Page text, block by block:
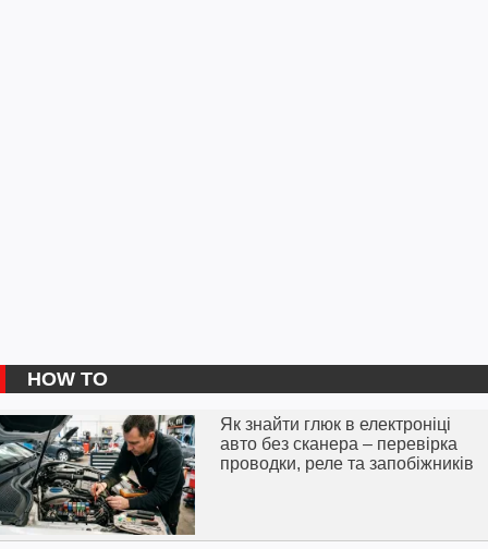
HOW TO
Як знайти глюк в електроніці
авто без сканера – перевірка
проводки, реле та запобіжників